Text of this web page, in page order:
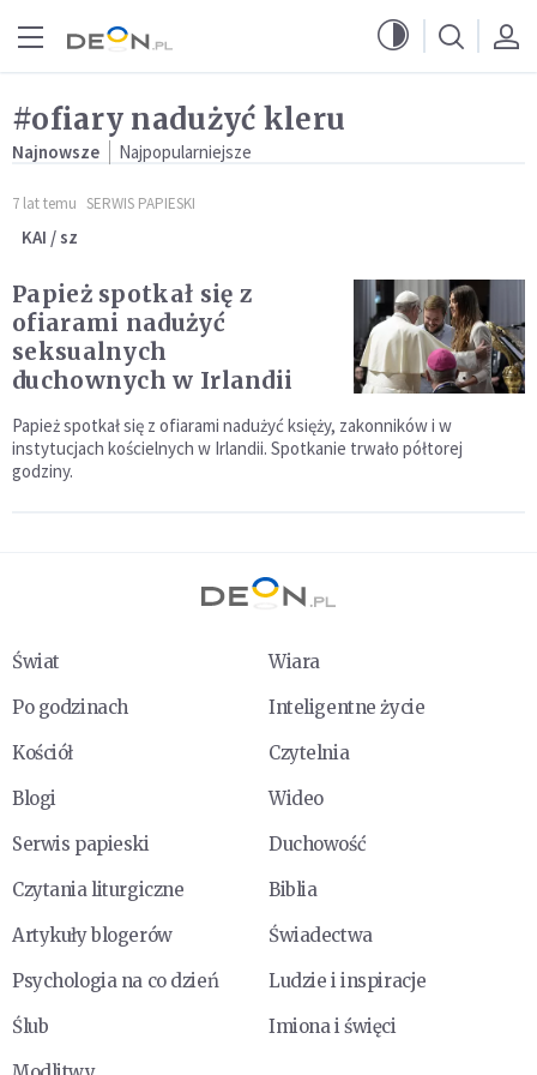
#ofiary nadużyć kleru
Najnowsze Najpopularniejsze
7 lat temu SERWIS PAPIESKI
KAI / sz
Papież spotkał się z
ofiarami nadużyć
seksualnych
duchownych w Irlandii
Papież spotkał się z ofiarami nadużyć księży, zakonników i w
instytucjach kościelnych w Irlandii. Spotkanie trwało półtorej
godziny.
Świat
Wiara
Po godzinach
Inteligentne życie
Kościół
Czytelnia
Blogi
Wideo
Serwis papieski
Duchowość
Czytania liturgiczne
Biblia
Artykuły blogerów
Świadectwa
Psychologia na co dzień
Ludzie i inspiracje
Ślub
Imiona i święci